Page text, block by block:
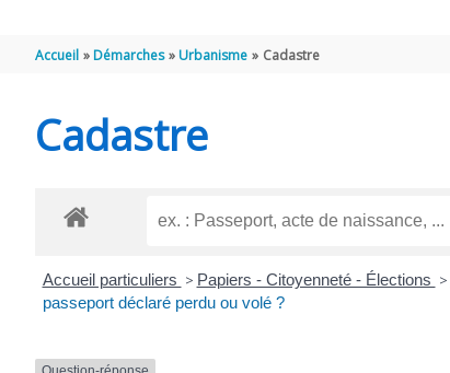
THÉNAC
Accueil Démarches Urbanisme Cadastre
Cadastre
Accueil particuliers > Papiers - Citoyenneté - Élections >
passeport déclaré perdu ou volé ?